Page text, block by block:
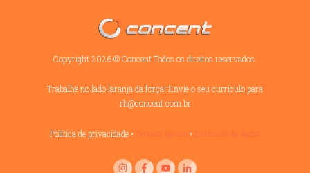
Copyright2026©ConcentTodos os direitos reservados.
Trabalhe no lado laranja da força! Envie o seu currículo para
rh@concent.com.br
Política de privacidade•Termos de uso • Exclusão de dados